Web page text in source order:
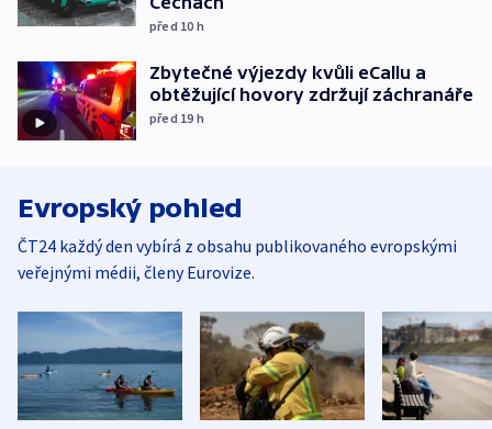
před 10 h
Zbytečné výjezdy kvůli eCallu a
obtěžující hovory zdržují záchranáře
před 19 h
Evropský pohled
ČT24 každý den vybírá z obsahu publikovaného evropskými
veřejnými médii, členy Eurovize.